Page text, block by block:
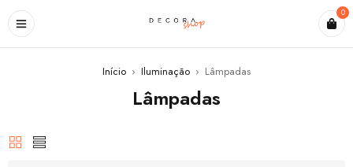
0
Início › Iluminação › Lâmpadas
Lâmpadas